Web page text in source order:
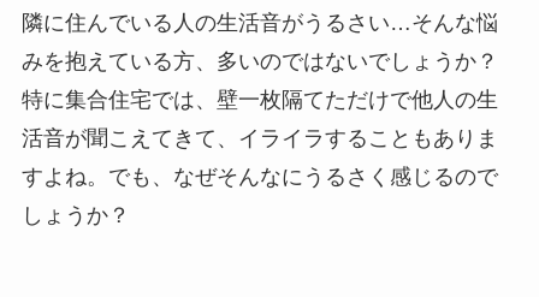
隣に住んでいる人の生活音がうるさい…そんな悩
みを抱えている方、多いのではないでしょうか？
特に集合住宅では、壁一枚隔てただけで他人の生
活音が聞こえてきて、イライラすることもありま
すよね。でも、なぜそんなにうるさく感じるので
しょうか？